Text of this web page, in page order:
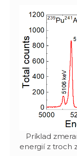
Príklad
energií z troch